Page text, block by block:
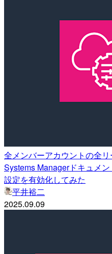
全メンバーアカウントの全
Systems Managerドキュメ
設定を有効化してみた
平井裕二
2025.09.09